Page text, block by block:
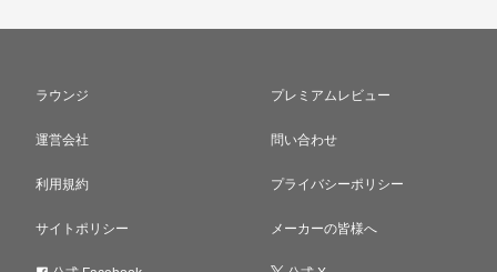
ラウンジ プレミアムレビュー
運営会社 問い合わせ
利用規約 プライバシーポリシー
サイトポリシー メーカーの皆様へ